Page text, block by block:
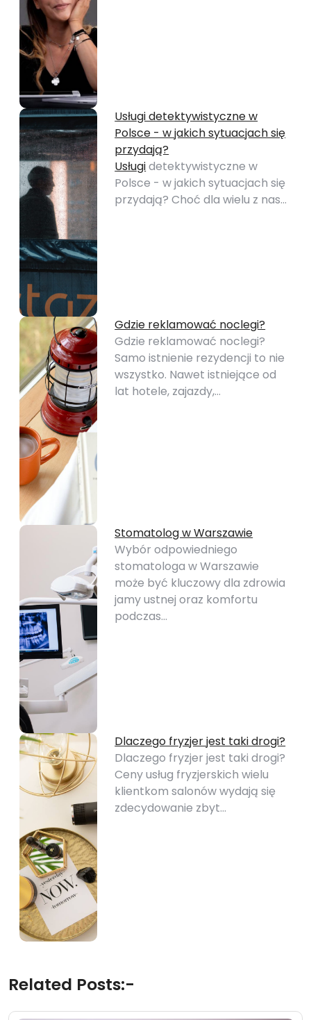
Usługi detektywistyczne w
Polsce - w jakich sytuacjach się
przydają?
Usługidetektywistyczne w
Polsce - w jakich sytuacjach się
przydają? Choć dla wielu z nas…
Gdzie reklamować noclegi?
Gdzie reklamować noclegi?
Samo istnienie rezydencji to nie
wszystko. Nawet istniejące od
lat hotele, zajazdy,…
Stomatolog w Warszawie
Wybór odpowiedniego
stomatologa w Warszawie
może być kluczowy dla zdrowia
jamy ustnej oraz komfortu
podczas…
Dlaczego fryzjer jest taki drogi?
Dlaczego fryzjer jest taki drogi?
Ceny usług fryzjerskich wielu
klientkom salonów wydają się
zdecydowanie zbyt…
Related Posts:-